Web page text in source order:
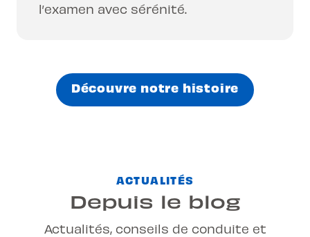
l’examen avec sérénité.
Découvre notre histoire
ACTUALITÉS
Depuis le blog
Actualités, conseils de conduite et